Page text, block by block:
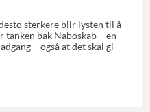
sterkere blir lysten til å
bak Naboskab – en
– også at det skal gi